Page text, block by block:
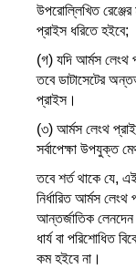
উপরোল্লিখিত
প্রাইস ধরিতে হইবে;
(গ) যদি আর্মস লেংথ
তবে ডাটাসেটের
প্রাইস।
(৩) আর্মস লেংথ
সর্বাপেক্ষা উপযুক্ত
তবে শর্ত থাকে যে,
নির্ধারিত আর্মস
আন্তর্জাতিক
ধার্য বা পরিশোধিত
কম হইবে না।